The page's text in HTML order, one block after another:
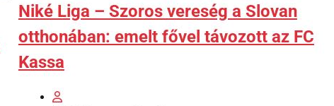
Niké Liga – Szoros vereség a Slovan
otthonában: emelt fővel távozott az FC
Kassa